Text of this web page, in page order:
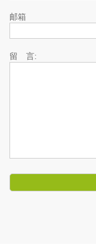
邮箱
留 言: